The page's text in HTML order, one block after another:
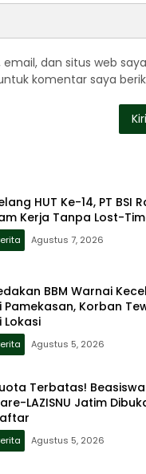
dan situs web
komentar saya
HUT Ke-14, PT BSI
Kerja Tanpa Lost-
Agustus 7, 2026
BBM Warnai
Pamekasan, Korban
Lokasi
Agustus 5, 2026
Terbatas!
LAZISNU Jatim
Agustus 5, 2026